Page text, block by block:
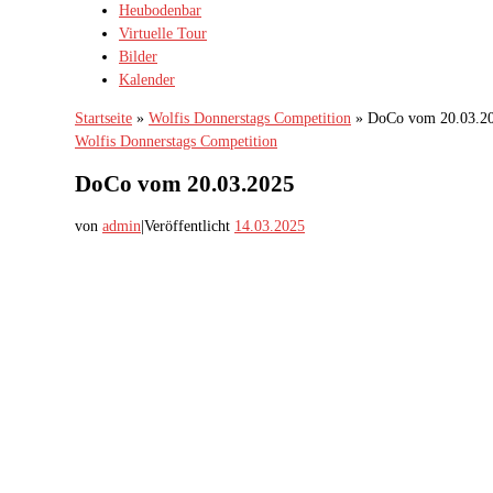
Heubodenbar
Virtuelle Tour
Bilder
Kalender
Startseite » Wolfis Donnerstags Competition » DoCo vom
Wolfis Donnerstags Competition
DoCo vom 20.03.2025
von admin|Veröffentlicht 14.03.2025